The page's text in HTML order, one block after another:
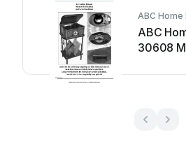
ABC
ABC
30608